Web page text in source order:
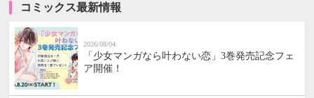
コミックス最新情報
2026/08/04
「少女マンガなら叶わない恋」3巻発売記念フェ
ア開催！